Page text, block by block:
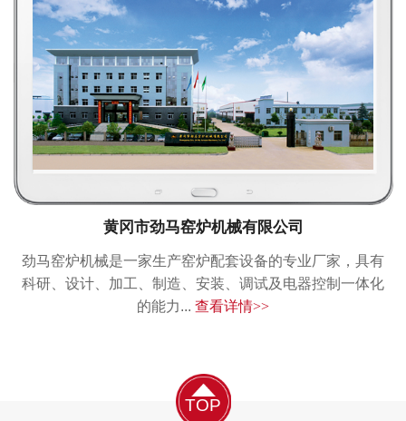
黄冈市劲马窑炉机械有限公司
劲马窑炉机械是一家生产窑炉配套设备的专业厂家，具有
科研、设计、加工、制造、安装、调试及电器控制一体化
的能力... 查看详情>>
TOP